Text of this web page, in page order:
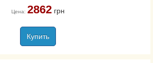
Цена: 2862грн
Купить